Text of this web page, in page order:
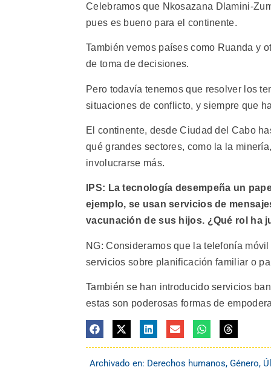
Celebramos que Nkosazana Dlamini-
pues es bueno para el continente.
También vemos países como Ruanda y
de toma de decisiones.
Pero todavía tenemos que resolver los
situaciones de conflicto, y siempre que
El continente, desde Ciudad del Cabo
qué grandes sectores, como la la
involucrarse más.
IPS: La tecnología desempeña un
ejemplo, se usan servicios de
vacunación de sus hijos. ¿Qué rol ha
NG: Consideramos que la telefonía
servicios sobre planificación familiar o
También se han introducido servicios
estas son poderosas formas de
Archivado en: Derechos humanos, Género,